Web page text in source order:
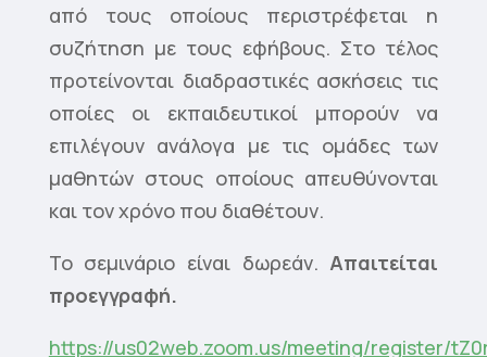
από τους οποίους περιστρέφεται η
συζήτηση με τους εφήβους. Στο τέλος
προτείνονται διαδραστικές ασκήσεις τις
οποίες οι εκπαιδευτικοί μπορούν να
επιλέγουν ανάλογα με τις ομάδες των
μαθητών στους οποίους απευθύνονται
και τον χρόνο που διαθέτουν.
Το σεμινάριο είναι δωρεάν. Απαιτείται
προεγγραφή.
https://us02web.zoom.us/meeting/register/